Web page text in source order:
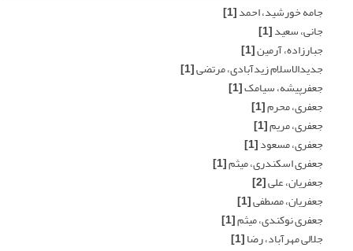
جامه خورشید، احمد[1]
جانی، سعید[1]
جبارزاده، آرمین[1]
جدیدالاسلام زیدآبادی، مرتضی[1]
جعفرپیشه، سیامک[1]
جعفری، محرم[1]
جعفری، مریم[1]
جعفری، مسعود[1]
جعفری اسکندری، میثم[1]
جعفریان، علی[2]
جعفریان، مصطفی[1]
جعفری نوکندی، میثم[1]
جلالی مهرآباد، رضا[1]